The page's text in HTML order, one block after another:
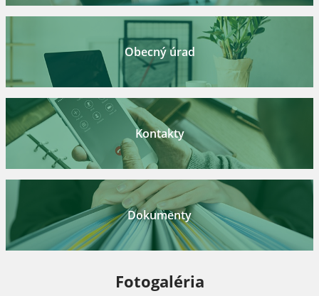
Obecný úrad
Kontakty
Dokumenty
Fotogaléria